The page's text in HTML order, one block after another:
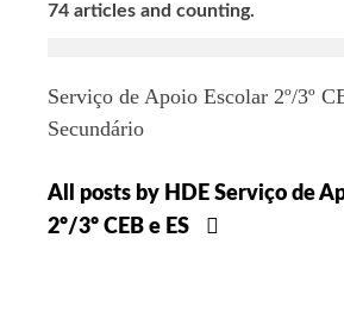
74 articles and counting.
Serviço de Apoio Escolar 2º/3º
Secundário
All posts by HDE Serviço de
2º/3º CEB e ES